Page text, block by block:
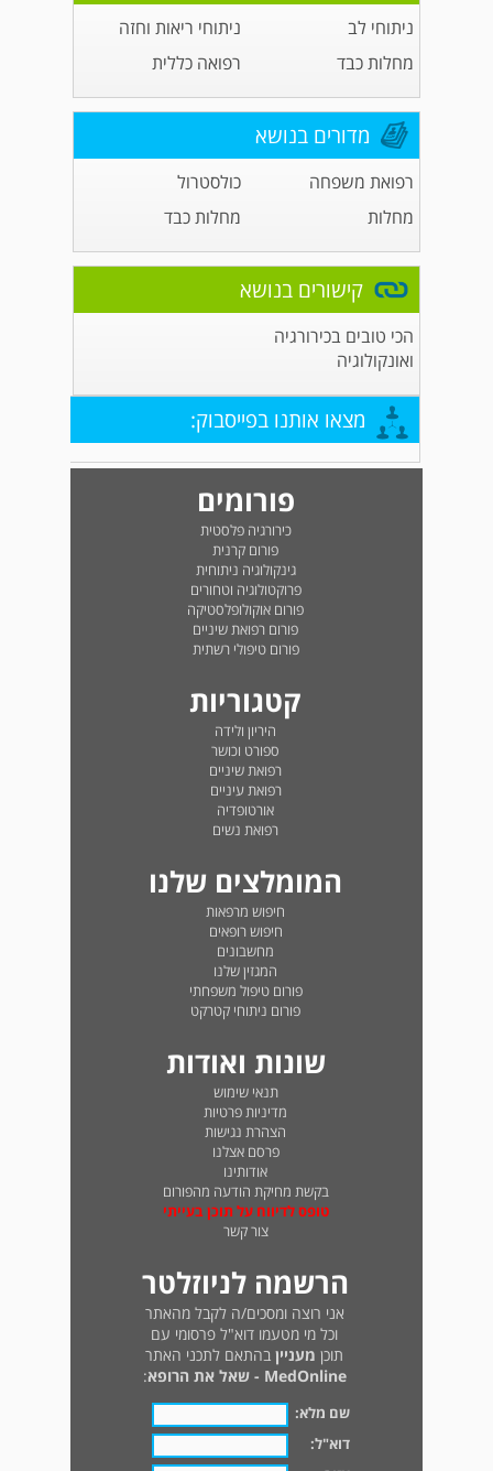
ניתוחי לב
ניתוחי ריאות וחזה
מחלות כבד
רפואה כללית
מדורים בנושא
רפואת משפחה
כולסטרול
מחלות
מחלות כבד
קישורים בנושא
הכי טובים בכירורגיה
ואונקולוגיה
מצאו אותנו בפייסבוק:
פורומים
כירורגיה פלסטית
פורום קרנית
גינקולוגיה ניתוחית
פרוקטולוגיה וטחורים
פורום אוקולופלסטיקה
פורום רפואת שיניים
פורום טיפולי רשתית
קטגוריות
היריון ולידה
ספורט וכושר
רפואת שיניים
רפואת עיניים
אורטופדיה
רפואת נשים
המומלצים שלנו
חיפוש מרפאות
חיפוש רופאים
מחשבונים
המגזין שלנו
פורום טיפול משפחתי
פורום ניתוחי קטרקט
שונות ואודות
תנאי שימוש
מדיניות פרטיות
הצהרת נגישות
פרסם אצלנו
אודותינו
בקשת מחיקת הודעה מהפורום
טופס לדיווח על תוכן בעייתי
צור קשר
הרשמה לניוזלטר
אני רוצה ומסכים/ה לקבל מהאתר
וכל מי מטעמו דוא"ל פרסומי עם
תוכן מעניין בהתאם לתכני האתר
MedOnline - שאל את הרופא
:
שם מלא:
דוא"ל: